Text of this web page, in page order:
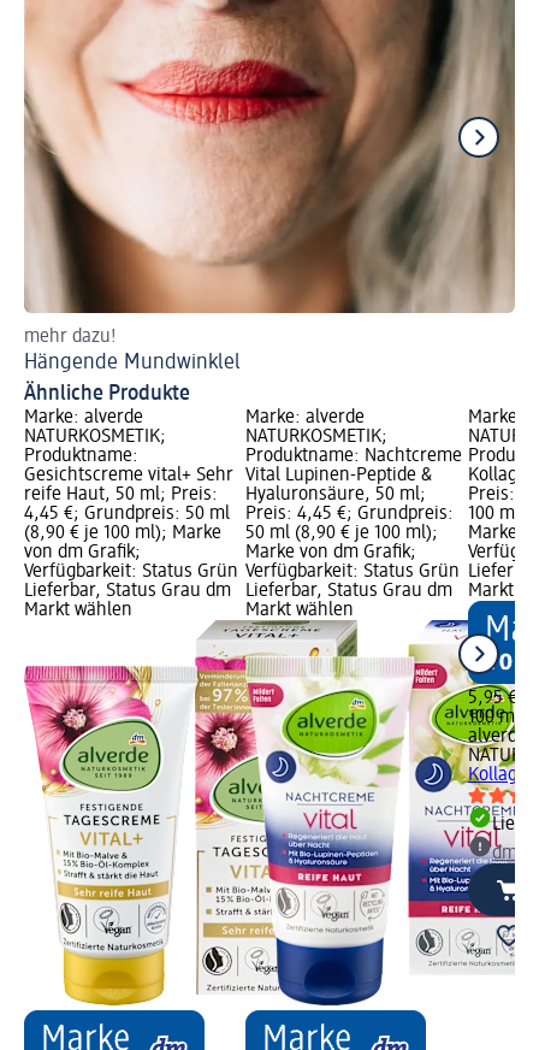
mehr dazu!
Hängende Mundwinklel
Ähnliche Produkte
Marke: alverde
NATURKOSMETIK;
Produktname:
Gesichtscreme vital+ Sehr
reife Haut, 50 ml; Preis:
4,45 €; Grundpreis: 50 ml
(8,90 € je 100 ml); Marke
von dm Grafik;
Verfügbarkeit: Status Grün
Lieferbar, Status Grau dm
Markt wählen
Marke: alverde
NATURKOSMETIK;
Produktname: Nachtcreme
Vital Lupinen-Peptide &
Hyaluronsäure, 50 ml;
Preis: 4,45 €; Grundpreis:
50 ml (8,90 € je 100 ml);
Marke von dm Grafik;
Verfügbarkeit: Status Grün
Lieferbar, Status Grau dm
Markt wählen
Marke:
Preis:
100 ml
Marke
Markt
5,95 €
100 ml
alverde
dm